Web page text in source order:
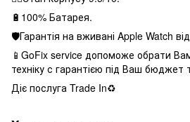
🔋100% Батарея.
🛡Гарантія на вживані Apple Watch
📱GoFix service допоможе обрати
техніку с гарантією під Ваш бюджет
Діє послуга Trade In♻️